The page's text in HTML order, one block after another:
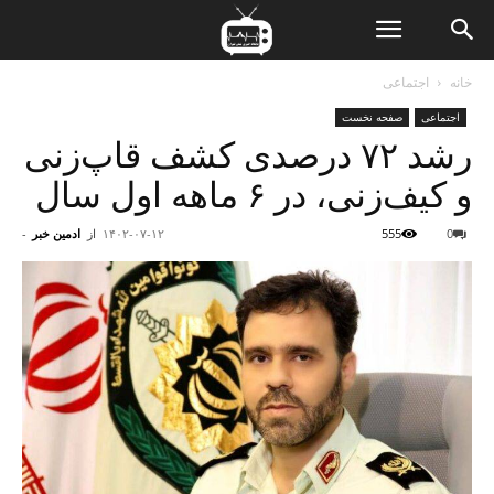
خانه اجتماعی
اجتماعی صفحه نخست
رشد ۷۲ درصدی کشف قاپ‌زنی
و کیف‌زنی‌، در ۶ ماهه اول سال
از ادمین خبر - ۱۴۰۲-۰۷-۱۲ 0
555